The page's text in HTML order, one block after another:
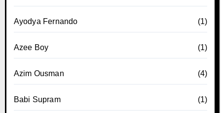
Ayodya Fernando (1)
Azee Boy (1)
Azim Ousman (4)
Babi Supram (1)